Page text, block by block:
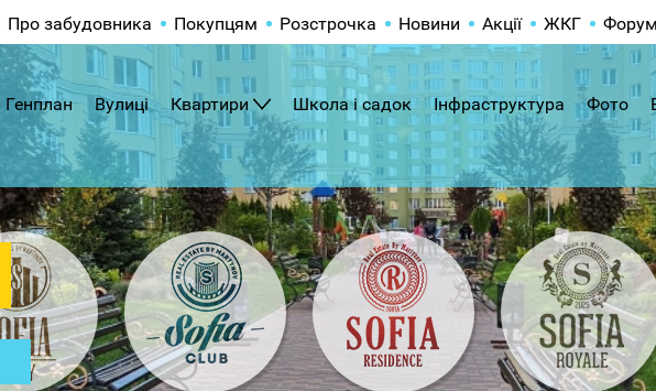
Про забудовника Покупцям Розстрочка Новини Акції ЖКГ Форум
Генплан Вулиці Квартири Школа і садок Інфраструктура Фото